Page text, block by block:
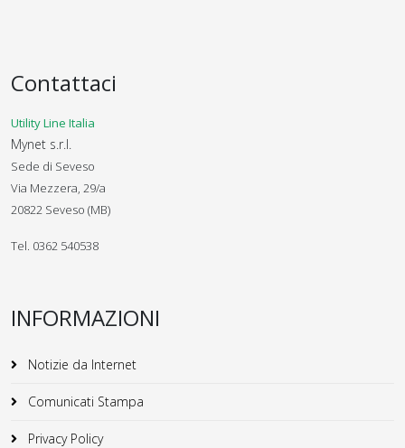
Contattaci
Utility Line Italia
Mynet s.r.l.
Sede di Seveso
Via Mezzera, 29/a
20822 Seveso (MB)
Tel. 0362 540538
INFORMAZIONI
Notizie da Internet
Comunicati Stampa
Privacy Policy